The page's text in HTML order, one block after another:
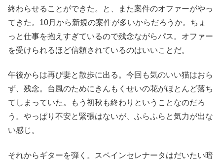
終わらせることができた。と、また案件のオファーがやっ
てきた。10月から新規の案件が多いからだろうか。ちょ
っと仕事を抱えすぎているので残念ながらパス。オファー
を受けられるほど信頼されているのはいいことだ。
午後からは再び妻と散歩に出る。今回も気のいい猫はおら
ず、残念。台風のためにきんもくせいの花がほとんど落ち
てしまっていた。もう初秋も終わりということなのだろ
う。やっぱり不安と緊張はないが、ふらふらと気力が出な
い感じ。
それからギターを弾く。スペインセレナータはだいたい暗